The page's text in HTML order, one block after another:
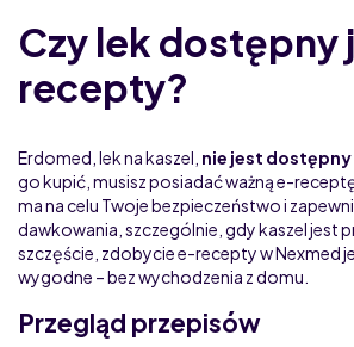
Czy lek dostępny
recepty?
Erdomed, lek na kaszel, nie jest
go kupić, musisz posiadać ważną e-
ma na celu Twoje bezpieczeństwo i
dawkowania, szczególnie, gdy kaszel jest
szczęście, zdobycie e-recepty w Nexmed
wygodne – bez wychodzenia z domu.
Przegląd przepisów